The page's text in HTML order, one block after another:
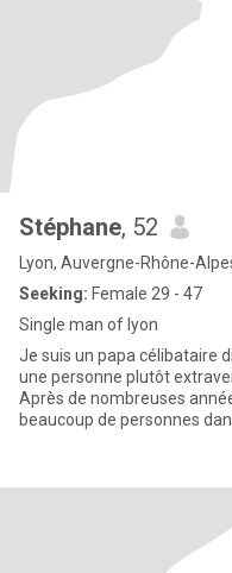
Stéphane, 52
Lyon, Auvergne-Rhône-
Seeking: Female 29 - 47
Single man of lyon
Je suis un papa célibataire
une personne plutôt
Après de nombreuses
beaucoup de personnes